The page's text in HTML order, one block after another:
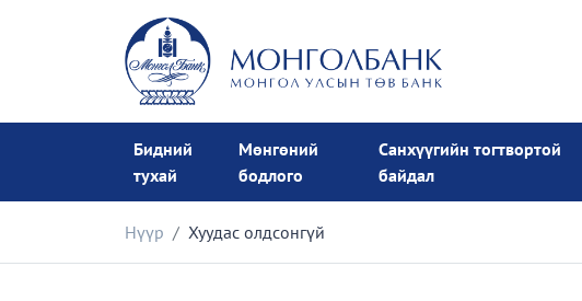
Бидний
тухай
Мөнгөний
бодлого
Санхүүгийн тогтвортой
байдал
Нүүр Хуудас олдсонгүй